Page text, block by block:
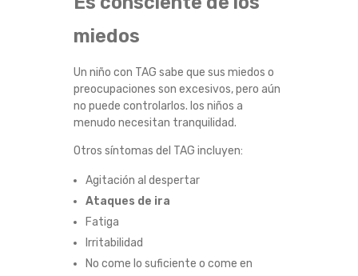
miedos
Un niño con TAG sabe que sus miedos o
preocupaciones son excesivos, pero aún
no puede controlarlos. los niños a
menudo necesitan tranquilidad.
Otros síntomas del TAG incluyen:
Agitación al despertar
Ataques de ira
Fatiga
Irritabilidad
No come lo suficiente o come en